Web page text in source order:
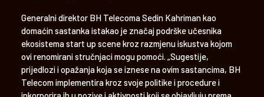
Generalni direktor BH Telecoma Sedin Kahriman kao
domaćin sastanka istakao je značaj podrške učesnika
ekosistema start up scene kroz razmjenu iskustva kojom
ovi renomirani stručnjaci mogu pomoći. „Sugestije,
prijedlozi i opažanja koja se iznese na ovim sastancima, BH
Telecom implementira kroz svoje politike i procedure i